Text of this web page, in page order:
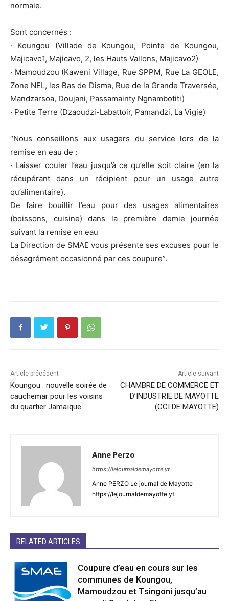
normale.
Sont concernés :
· Koungou (Villade de Koungou, Pointe de Koungou,
Majicavo1, Majicavo, 2, les Hauts Vallons, Majicavo2)
· Mamoudzou (Kaweni Village, Rue SPPM, Rue La GEOLE,
Zone NEL, les Bas de Disma, Rue de la Grande Traversée,
Mandzarsoa, Doujani, Passamainty Ngnambotiti)
· Petite Terre (Dzaoudzi-Labattoir, Pamandzi, La Vigie)
“Nous conseillons aux usagers du service lors de la
remise en eau de :
· Laisser couler l’eau jusqu’à ce qu’elle soit claire (en la
récupérant dans un récipient pour un usage autre
qu’alimentaire).
De faire bouillir l’eau pour des usages alimentaires
(boissons, cuisine) dans la première demie journée
suivant la remise en eau
La Direction de SMAE vous présente ses excuses pour le
désagrément occasionné par ces coupure”.
Article précédent
Koungou : nouvelle soirée de
cauchemar pour les voisins
du quartier Jamaïque
Article suivant
CHAMBRE DE COMMERCE ET
D’INDUSTRIE DE MAYOTTE
(CCI DE MAYOTTE)
Anne Perzo
https://lejournaldemayotte.yt
Anne PERZO Le journal de Mayotte
https://lejournaldemayotte.yt
RELATED ARTICLES
Coupure d’eau en cours sur les
communes de Koungou,
Mamoudzou et Tsingoni jusqu’au